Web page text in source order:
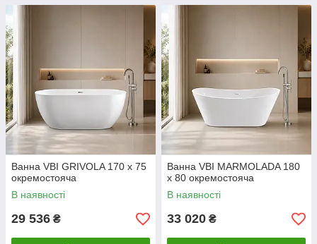
Ванна VBI GRIVOLA 170 x 75
окремостояча
В наявності
29 536 ₴
Ванна VBI MARMOLADA 180
x 80 окремостояча
В наявності
33 020 ₴